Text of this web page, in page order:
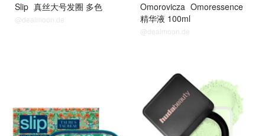
Slip 真丝大号发圈 多色
@dealmoon.de
Omorovicza Omoressence
精华液 100ml
@dealmoon.de